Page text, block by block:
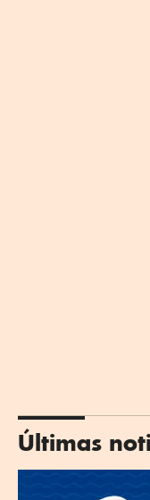
Últimas